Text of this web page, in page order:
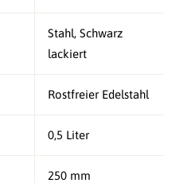
Stahl, Schwarz
lackiert
Rostfreier Edelstahl
0,5 Liter
250 mm